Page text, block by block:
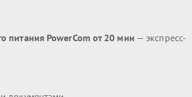
питания PowerCom от 20 мин — экспресс-